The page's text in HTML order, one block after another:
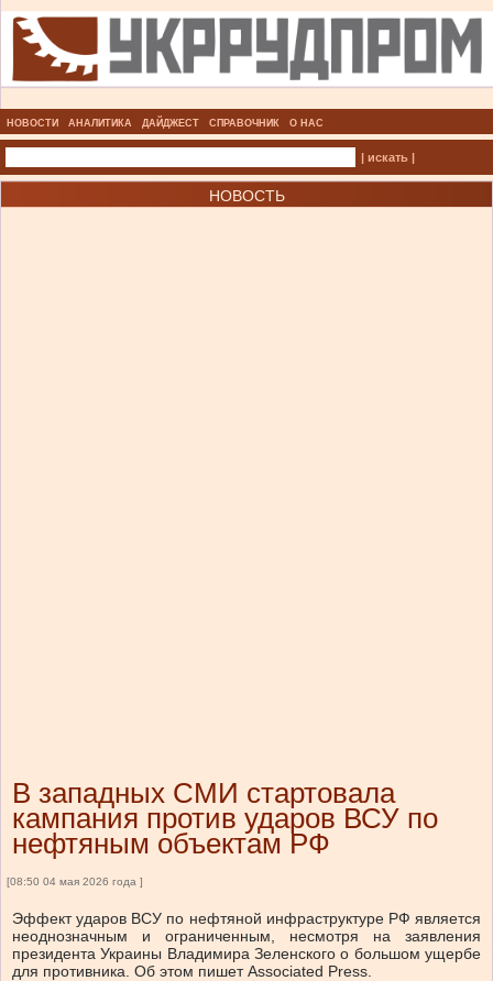
НОВОСТИ АНАЛИТИКА ДАЙДЖЕСТ СПРАВОЧНИК О НАС
| искать |
НОВОСТЬ
В западных СМИ стартовала
кампания против ударов ВСУ по
нефтяным объектам РФ
[08:50 04 мая 2026 года ]
Эффект ударов ВСУ по нефтяной инфраструктуре РФ является
неоднозначным и ограниченным, несмотря на заявления
президента Украины Владимира Зеленского о большом ущербе
для противника. Об этом пишет Associated Press.